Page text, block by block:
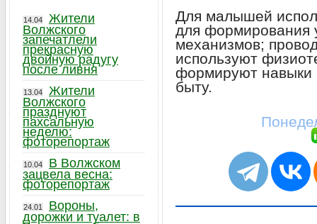
Для малышей
для формирования
механизмов;
используют
формируют навыки
быту.
14.04
Жители
Волжского
запечатлели
прекрасную
двойную радугу
после ливня
13.04
Жители
Волжского
празднуют
пахсальную
неделю:
фоторепортаж
10.04
В Волжском
зацвела весна:
фоторепортаж
24.01
Вороны,
дорожки и туалет: в